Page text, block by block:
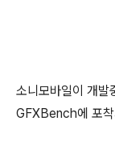
소니모바일이 개
GFXBench에 포